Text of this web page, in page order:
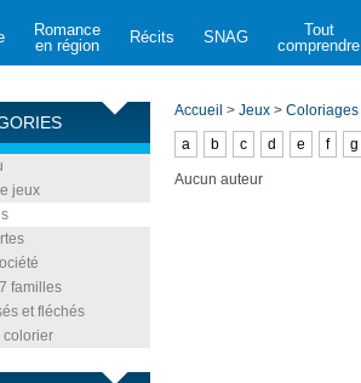
Romance
en région
Récits SNAG
Tout
comprendre
jeux
familles
et fléchés
colorier
Accueil > Jeux > Coloriages
a
b c d e f g
Aucun auteur